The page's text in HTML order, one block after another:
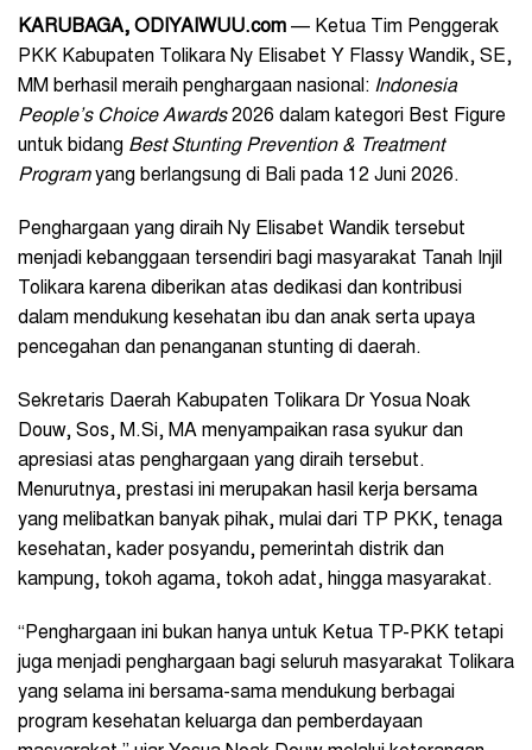
KARUBAGA, ODIYAIWUU.com — Ketua Tim Penggerak
PKK Kabupaten Tolikara Ny Elisabet Y Flassy Wandik, SE,
MM berhasil meraih penghargaan nasional: Indonesia
People’s Choice Awards2026 dalam kategori Best Figure
untuk bidang Best Stunting Prevention & Treatment
Programyang berlangsung di Bali pada 12 Juni 2026.
Penghargaan yang diraih Ny Elisabet Wandik tersebut
menjadi kebanggaan tersendiri bagi masyarakat Tanah Injil
Tolikara karena diberikan atas dedikasi dan kontribusi
dalam mendukung kesehatan ibu dan anak serta upaya
pencegahan dan penanganan stunting di daerah.
Sekretaris Daerah Kabupaten Tolikara Dr Yosua Noak
Douw, Sos, M.Si, MA menyampaikan rasa syukur dan
apresiasi atas penghargaan yang diraih tersebut.
Menurutnya, prestasi ini merupakan hasil kerja bersama
yang melibatkan banyak pihak, mulai dari TP PKK, tenaga
kesehatan, kader posyandu, pemerintah distrik dan
kampung, tokoh agama, tokoh adat, hingga masyarakat.
“Penghargaan ini bukan hanya untuk Ketua TP-PKK tetapi
juga menjadi penghargaan bagi seluruh masyarakat Tolikara
yang selama ini bersama-sama mendukung berbagai
program kesehatan keluarga dan pemberdayaan